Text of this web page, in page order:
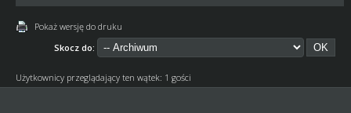
Pokaż wersję do druku
Skocz do:
Użytkownicy przeglądający ten wątek: 1 gości